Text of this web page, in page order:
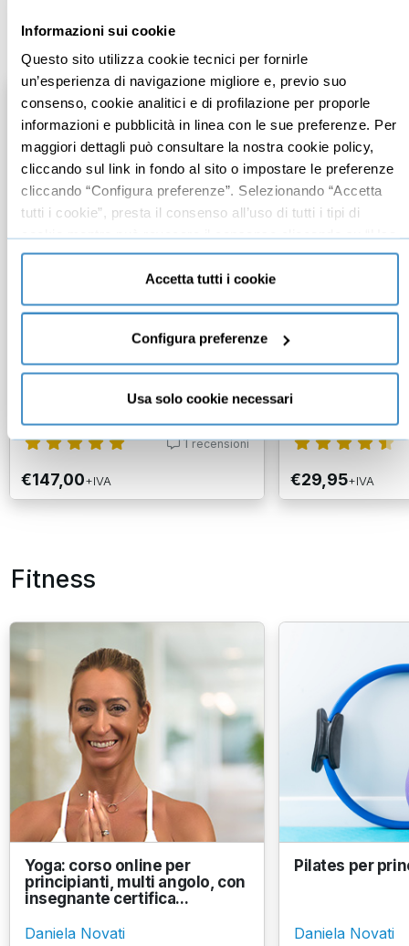
Informazioni sui cookie
Questo sito utilizza cookie tecnici per fornirle
un’esperienza di navigazione migliore e, previo suo
consenso, cookie analitici e di profilazione per proporle
informazioni e pubblicità in linea con le sue preferenze. Per
maggiori dettagli può consultare la nostra cookie policy,
cliccando sul link in fondo al sito o impostare le preferenze
cliccando “Configura preferenze”. Selezionando “Accetta
tutti i cookie”, presta il consenso all’uso di tutti i tipi di
cookie mentre può revocare il consenso cliccando su “Usa
solo cookie necessari” e saranno attivati i soli cookie
tecnici necessari al corretto funzionamento del sito.
Accetta tutti i cookie
Configura preferenze
Usa solo cookie necessari
Mindset imprenditoriale
Fare business con etica
- Ex CEO
Friuli Venezia Giulia- Ex Presidente
1recensioni
€147,00+IVA
Come essere
mentalisti al giorno
€29,95+IVA
Fitness
Yoga: corso online per
principianti, multi angolo, con
insegnante certifica...
Daniela Novati
Pilates per
Daniela Novati